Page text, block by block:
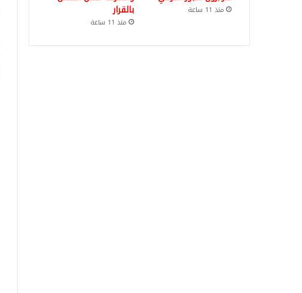
منذ 11 ساعة بالقرار
منذ 11 ساعة